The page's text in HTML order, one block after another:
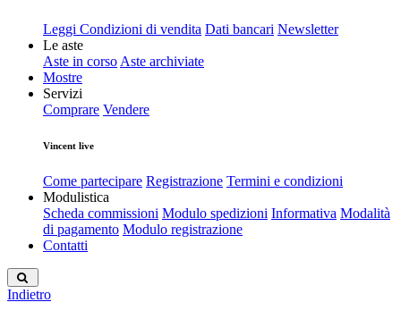
Leggi Condizioni di vendita Dati bancari Newsletter
Le aste
Aste in corso Aste archiviate
Mostre
Servizi
Comprare Vendere
Vincent live
Come partecipare Registrazione Termini e condizioni
Modulistica
Scheda commissioni Modulo spedizioni Informativa Modalità
di pagamento Modulo registrazione
Contatti
Indietro